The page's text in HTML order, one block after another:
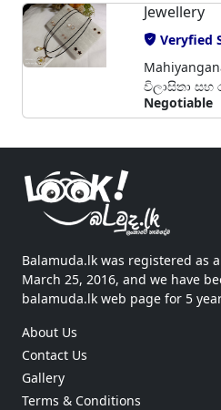
Jewellery
Veryfied
විලාසිතා සහ
Negotiable
Balamuda.lk was registered as
March 25, 2016, and we have
balamuda.lk web page for 5
About Us
Contact Us
Gallery
Terms & Conditions